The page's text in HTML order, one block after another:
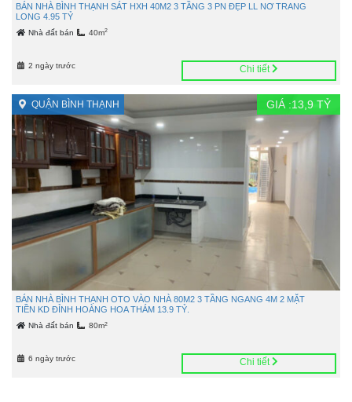
BÁN NHÀ BÌNH THẠNH SÁT HXH 40M2 3 TẦNG 3 PN ĐẸP LL NƠ TRANG
LONG 4.95 TỶ
Nhà đất bán 40m2
2 ngày trước Chi tiết
QUẬN BÌNH THẠNH GIÁ :13,9 TỶ
BÁN NHÀ BÌNH THẠNH OTO VÀO NHÀ 80M2 3 TẦNG NGANG 4M 2 MẶT
TIỀN KD ĐỈNH HOÀNG HOA THÁM 13.9 TỶ.
Nhà đất bán 80m2
6 ngày trước Chi tiết